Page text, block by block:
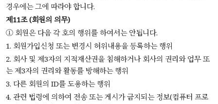
경우에는 그에 따라야 합니다.
제11조 (회원의 의무)
① 회원은 다음 각 호의 행위를 하여서는 안됩니다.
1. 회원가입신청 또는 변경시 허위내용을 등록하는 행위
2. 회사 및 제3자의 지적재산권을 침해하거나 회사의 권리와 업무 또
는 제3자의 권리와 활동를 방해하는 행위
3. 다른 회원의 ID를 도용하는 행위
4. 관련 법령에 의하여 전송 또는 게시가 금지되는 정보(컴퓨터 프로